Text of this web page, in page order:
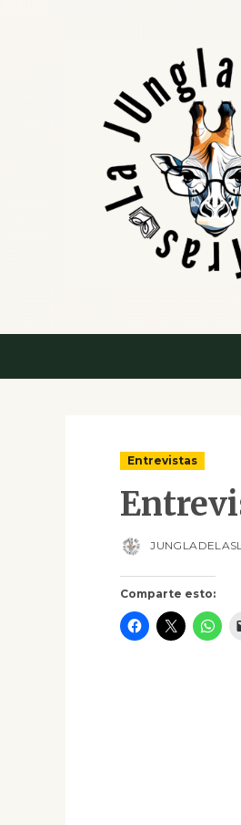
Entrevistas
Comparte esto: